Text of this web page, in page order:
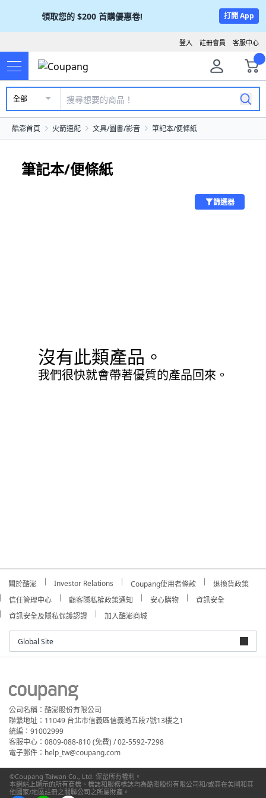
領取您的 $200 首購優惠卷! 打開 App
客服中心
註冊會員
登入
全部
酷澎首頁 火箭速配 文具/圖書/影音 筆記本/便條紙
筆記本/便條紙
篩選器
沒有此類產品。
我們很快就會帶著優質的產品回來。
關於酷澎 Investor Relations Coupang使用者條款
退換貨政策
信任管理中心
顧客隱私權政策通知 安心購物
資訊安全
資訊安全及隱私保護認證
加入酷澎商城
Global Site
公司名稱：酷澎股份有限公司
聯繫地址：11049 台北市信義區信義路五段7號13樓之1
統編：91002999
客服中心：0809-088-810 (免費) / 02-5592-7298
電子郵件：help_tw@coupang.com
©Coupang Taiwan Co., Ltd. 保留所有權利。
本網站上顯示的所有商標、標誌和服務標誌均為酷澎股份有限公司和/或其在美國和其
他國家/地區註冊之關聯公司之所屬財產。